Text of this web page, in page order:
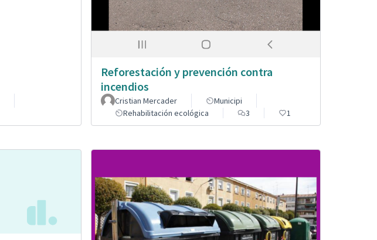
Reforestación y prevención contra
incendios
Cristian Mercader
Municipi
Rehabilitación ecológica
3 1